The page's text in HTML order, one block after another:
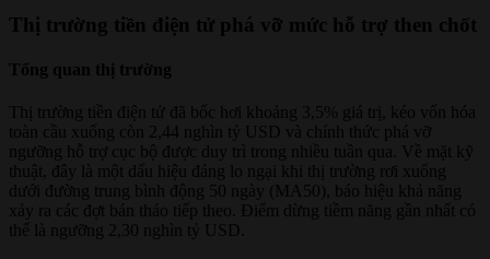
Thị trường tiền điện tử phá vỡ mức hỗ trợ then chốt​
Tổng quan thị trường​
Thị trường tiền điện tử đã bốc hơi khoảng 3,5% giá trị, kéo vốn hóa
toàn cầu xuống còn 2,44 nghìn tỷ USD và chính thức phá vỡ
ngưỡng hỗ trợ cục bộ được duy trì trong nhiều tuần qua. Về mặt kỹ
thuật, đây là một dấu hiệu đáng lo ngại khi thị trường rơi xuống
dưới đường trung bình động 50 ngày (MA50), báo hiệu khả năng
xảy ra các đợt bán tháo tiếp theo. Điểm dừng tiềm năng gần nhất có
thể là ngưỡng 2,30 nghìn tỷ USD.